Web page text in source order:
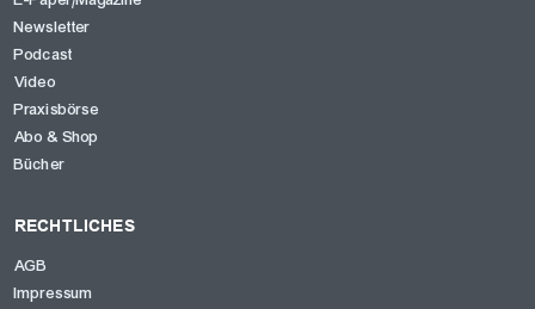
Newsletter
Podcast
Video
Praxisbörse
Abo & Shop
Bücher
RECHTLICHES
AGB
Impressum